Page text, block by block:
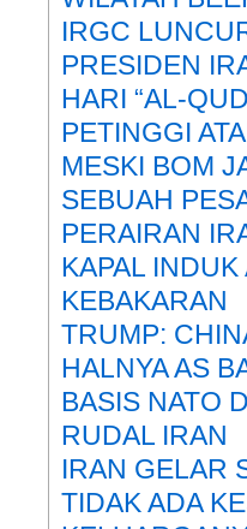
IRGC
PRESIDEN
HARI “AL-
PETINGGI
MESKI BOM
SEBUAH
PERAIRAN
KAPAL
KEBAKARAN
TRUMP:
HALNYA AS
BASIS NATO
RUDAL IRAN
IRAN GELAR
TIDAK ADA